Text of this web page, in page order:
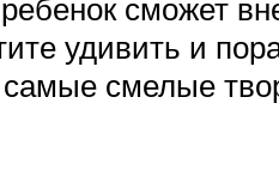
сможет
удивить и
самые смелые